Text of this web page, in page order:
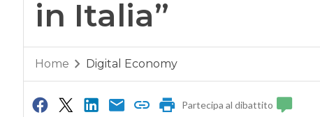
in Italia”
Home Digital Economy
Partecipa al dibattito